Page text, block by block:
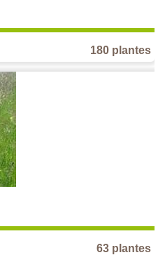
180 plantes
63 plantes